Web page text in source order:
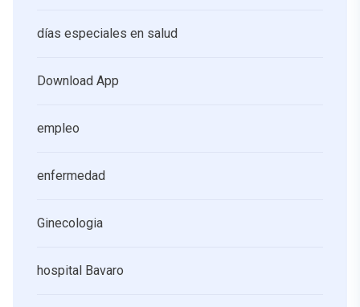
días especiales en salud
Download App
empleo
enfermedad
Ginecologia
hospital Bavaro